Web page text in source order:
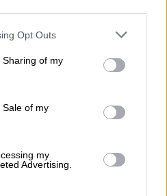
app uses one or more Google
behaviour. You may click to
and its third-party tags to
purposes in below Google
Opt Outs
of my
of my
my
Advertising.
video